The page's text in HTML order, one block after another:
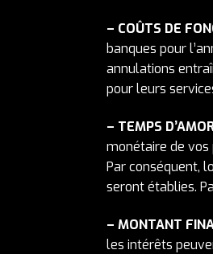
– COÛTS DE
banques pour
annulations
pour leurs
– TEMPS
monétaire de vos
Par conséquent,
seront établies.
– MONTANT
les intérêts